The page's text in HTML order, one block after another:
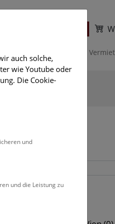
auch solche,
wie Youtube oder
Die Cookie-
und
und die Leistung zu